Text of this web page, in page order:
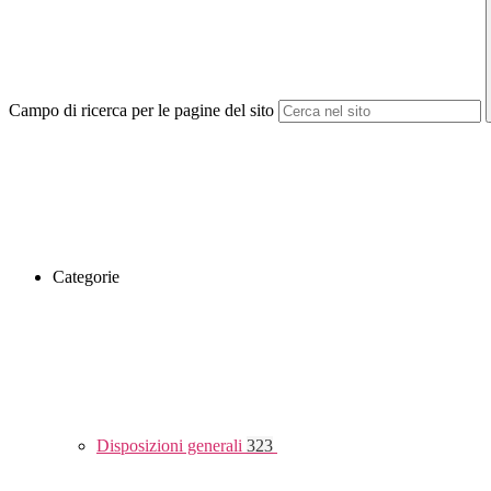
Campo di ricerca per le pagine del sito
Categorie
Disposizioni generali 323